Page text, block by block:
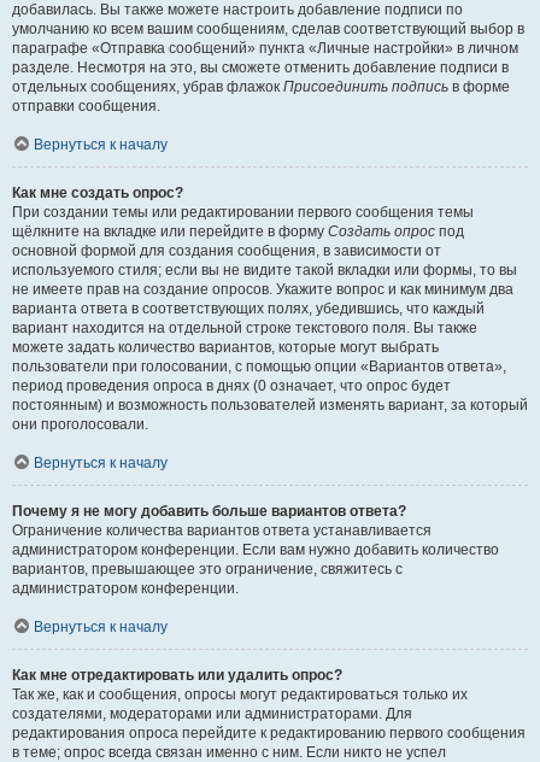
добавилась. Вы также можете настроить добавление подписи по
умолчанию ко всем вашим сообщениям, сделав соответствующий выбор в
параграфе «Отправка сообщений» пункта «Личные настройки» в личном
разделе. Несмотря на это, вы сможете отменить добавление подписи в
отдельных сообщениях, убрав флажок Присоединить подпись в форме
отправки сообщения.
Вернуться к началу
Как мне создать опрос?
При создании темы или редактировании первого сообщения темы
щёлкните на вкладке или перейдите в форму Создать опрос под
основной формой для создания сообщения, в зависимости от
используемого стиля; если вы не видите такой вкладки или формы, то вы
не имеете прав на создание опросов. Укажите вопрос и как минимум два
варианта ответа в соответствующих полях, убедившись, что каждый
вариант находится на отдельной строке текстового поля. Вы также
можете задать количество вариантов, которые могут выбрать
пользователи при голосовании, с помощью опции «Вариантов ответа»,
период проведения опроса в днях (0 означает, что опрос будет
постоянным) и возможность пользователей изменять вариант, за который
они проголосовали.
Вернуться к началу
Почему я не могу добавить больше вариантов ответа?
Ограничение количества вариантов ответа устанавливается
администратором конференции. Если вам нужно добавить количество
вариантов, превышающее это ограничение, свяжитесь с
администратором конференции.
Вернуться к началу
Как мне отредактировать или удалить опрос?
Так же, как и сообщения, опросы могут редактироваться только их
создателями, модераторами или администраторами. Для
редактирования опроса перейдите к редактированию первого сообщения
в теме; опрос всегда связан именно с ним. Если никто не успел